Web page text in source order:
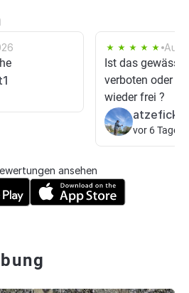
Aug
Ist das
verboten oder
wieder frei ?
atzefick
vor 6 Tagen
ansehen